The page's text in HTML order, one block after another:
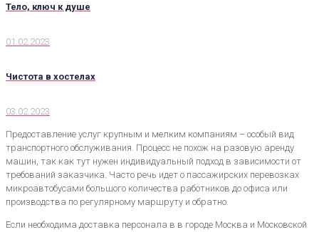
Тело, ключ к душе
01.02.2023
Чистота в хостелах
03.02.2023
Предоставление услуг крупным и мелким компаниям – особый вид
транспортного обслуживания. Процесс не похож на разовую аренду
машин, так как тут нужен индивидуальный подход в зависимости от
требований заказчика. Часто речь идет о пассажирских перевозках
микроавтобусами большого количества работников до офиса или
производства по регулярному маршруту и обратно.
Если необходима доставка персонала в в городе Москва и Московской